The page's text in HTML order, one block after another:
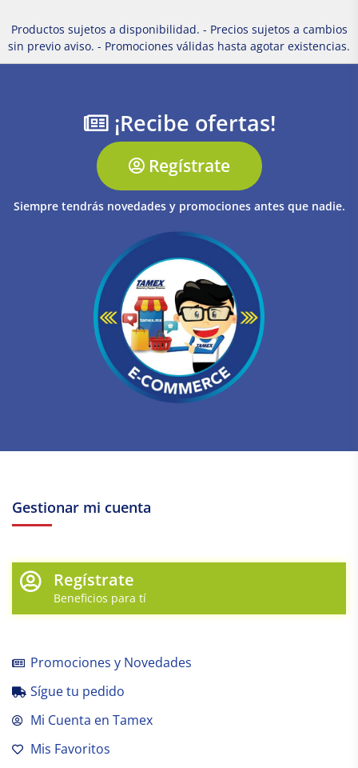
Productos sujetos a disponibilidad. - Precios sujetos a cambios
sin previo aviso. - Promociones válidas hasta agotar existencias.
¡Recibe ofertas!
Regístrate
Siempre tendrás novedades y promociones antes que nadie.
Gestionar mi cuenta
Regístrate
Beneficios para tí
Promociones y Novedades
Sígue tu pedido
Mi Cuenta en Tamex
Mis Favoritos